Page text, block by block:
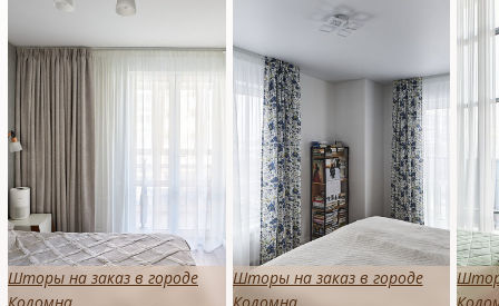
Шторы на заказ в городе
Шторы на заказ в городе